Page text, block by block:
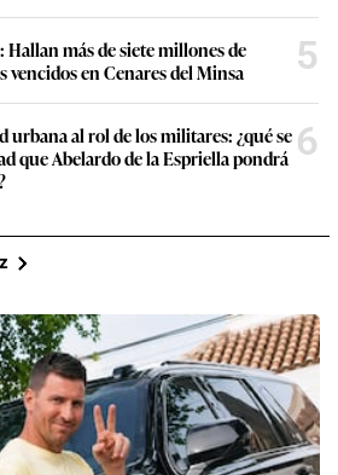
más de siete millones de
en Cenares del Minsa
5
urbana al rol de los militares: ¿qué se
que Abelardo de la Espriella pondrá 6